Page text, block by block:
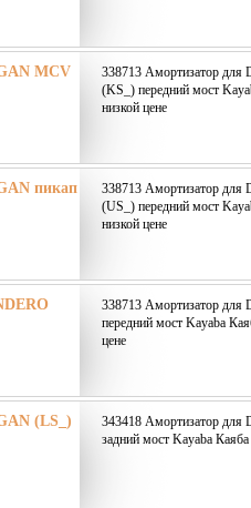
MCV
338713 Амортизатор
(KS_) передний мост
низкой цене
пикап
338713 Амортизатор
(US_) передний мост
низкой цене
338713 Амортизатор
передний мост Kayaba
цене
(LS_)
343418 Амортизатор
задний мост Kayaba